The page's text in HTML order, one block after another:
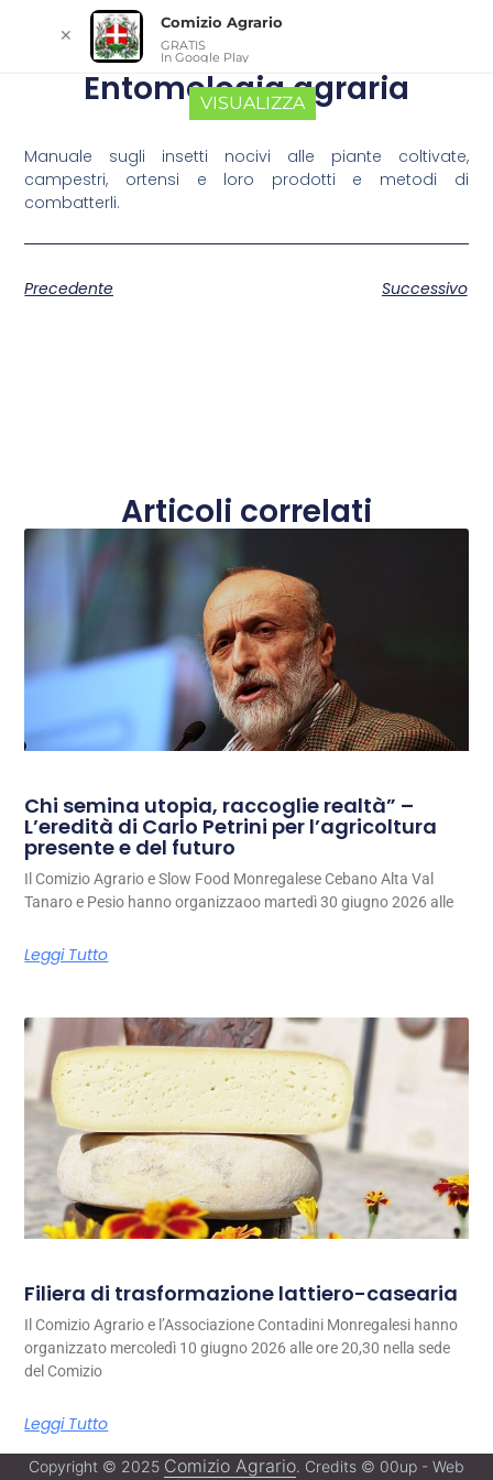
Entomologia agraria
Manuale sugli insetti nocivi alle piante coltivate,
campestri, ortensi e loro prodotti e metodi di
combatterli.
Precedente Successivo
Articoli correlati
Chi semina utopia, raccoglie realtà” –
L’eredità di Carlo Petrini per l’agricoltura
presente e del futuro
Il Comizio Agrario e Slow Food Monregalese Cebano Alta Val
Tanaro e Pesio hanno organizzaoo martedì 30 giugno 2026 alle
Leggi Tutto
Filiera di trasformazione lattiero-casearia
Il Comizio Agrario e l’Associazione Contadini Monregalesi hanno
organizzato mercoledì 10 giugno 2026 alle ore 20,30 nella sede
del Comizio
Leggi Tutto
Copyright © 2025 Comizio Agrario. Credits © 00up - Web
✕
Comizio Agrario
GRATIS
In Google Play
VISUALIZZA